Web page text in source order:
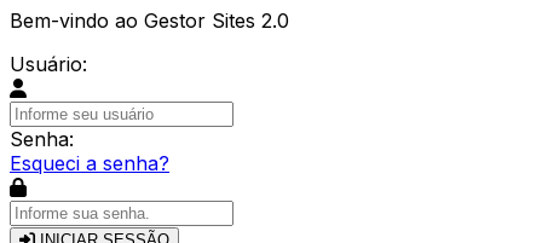
Bem-vindo ao Gestor Sites 2.0
Usuário:
Senha:
Esqueci a senha?